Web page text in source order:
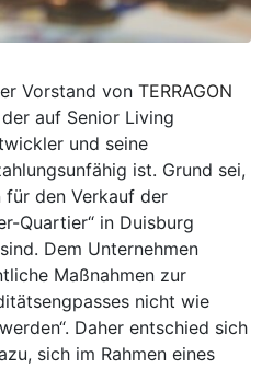
Vorstand von TERRAGON
auf Senior Living
und seine
ist. Grund sei,
für den Verkauf der
Quartier“ in Duisburg
Dem Unternehmen
Maßnahmen zur
nicht wie
Daher entschied sich
sich im Rahmen eines